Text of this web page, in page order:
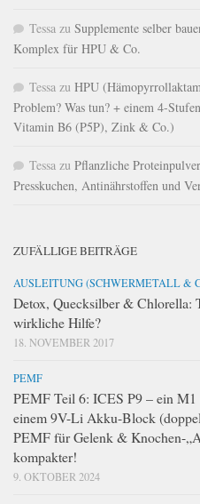
Tessa zu Supplemente selber
Komplex für HPU & Co.
Tessa zu HPU
Problem? Was tun? + einem 4-
Vitamin B6 (P5P), Zink & Co.)
Tessa zu Pflanzliche
Presskuchen, Antinährstoffen und
ZUFÄLLIGE BEITRÄGE
AUSLEITUNG (SCHWERMETALL &
Detox, Quecksilber & Chlorella:
wirkliche Hilfe?
18. NOVEMBER 2017
PEMF
PEMF Teil 6: ICES P9 – ein
einem 9V-Li Akku-Block
PEMF für Gelenk & Knochen-
kompakter!
9. OKTOBER 2024